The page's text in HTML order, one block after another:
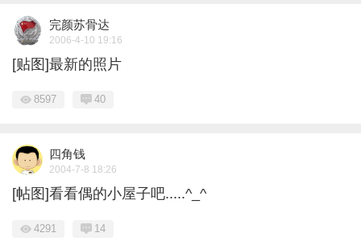
完颜苏骨达
2006-4-10 19:16
[贴图]最新的照片
8597 40
四角钱
2004-7-8 18:26
[帖图]看看偶的小屋子吧.....^_^
4291 14